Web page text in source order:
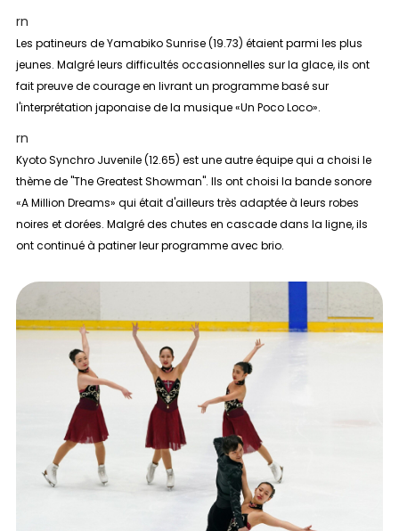
rn
Les patineurs de Yamabiko Sunrise (19.73) étaient parmi les plus
jeunes. Malgré leurs difficultés occasionnelles sur la glace, ils ont
fait preuve de courage en livrant un programme basé sur
l'interprétation japonaise de la musique «Un Poco Loco».
rn
Kyoto Synchro Juvenile (12.65) est une autre équipe qui a choisi le
thème de "The Greatest Showman". Ils ont choisi la bande sonore
«A Million Dreams» qui était d'ailleurs très adaptée à leurs robes
noires et dorées. Malgré des chutes en cascade dans la ligne, ils
ont continué à patiner leur programme avec brio.